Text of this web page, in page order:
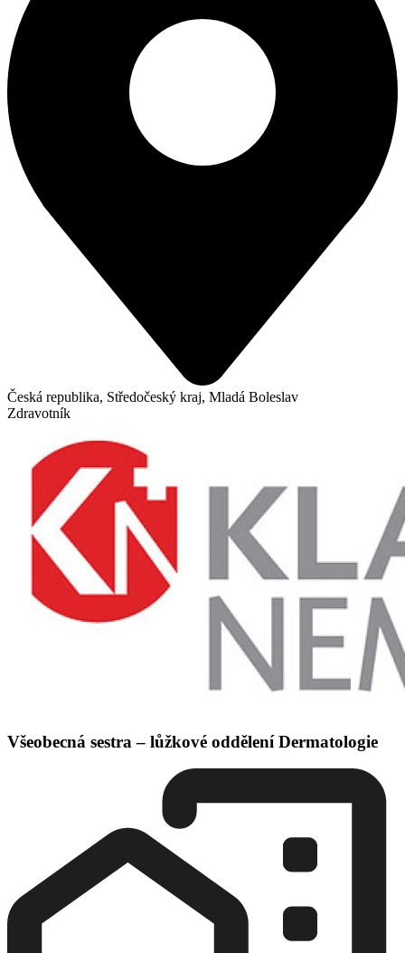
Česká republika, Středočeský kraj, Mladá Boleslav
Zdravotník
Všeobecná sestra – lůžkové oddělení Dermatologie